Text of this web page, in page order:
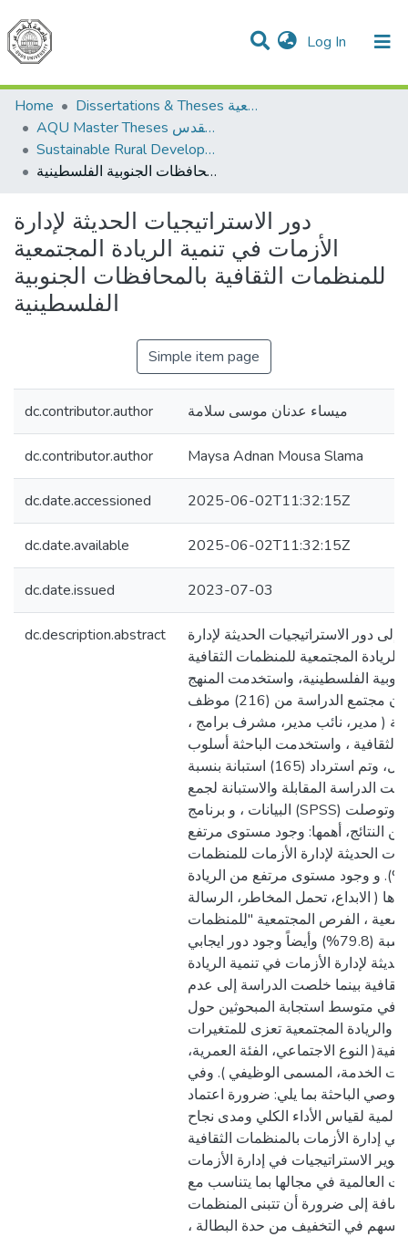
Log In (current)
Communities & Collections
All of DSpace
Home
Dissertations & Theses الرسائل الجامعية
AQU Master Theses الرسائل الجامعية الخاصة بجامعة القدس
Sustainable Rural Development التنمية الريفية المستدامة
دور الاستراتيجيات الحديثة لإدارة الأزمات في تنمية الريادة المجتمعية للمنظمات الثقافية بالمحافظات الجنوبية الفلسطينية
دور الاستراتيجيات الحديثة لإدارة
الأزمات في تنمية الريادة المجتمعية
للمنظمات الثقافية بالمحافظات الجنوبية
الفلسطينية
Simple item page
dc.contributor.author ميساء عدنان موسى سلامة
dc.contributor.author Maysa Adnan Mousa Slama
dc.date.accessioned 2025-06-02T11:32:15Z
dc.date.available 2025-06-02T11:32:15Z
dc.date.issued 2023-07-03
dc.description.abstract
دور الاستراتيجيات الحديثة لإدارة
المجتمعية للمنظمات الثقافية
الفلسطينية، واستخدمت المنهج
الوصفي التحليلي، وتكون مجتمع الدراسة من (216) موظف
( مدير، نائب مدير، مشرف برامج ،
، واستخدمت الباحثة أسلوب
الحصر الشامل، وتم استرداد (165) استبانة بنسبة
الدراسة المقابلة والاستبانة لجمع
البيانات ، و برنامج (SPSS) لتحليل البيانات. وقد وتوصلت
النتائج، أهمها: وجود مستوى مرتفع
الحديثة لإدارة الأزمات للمنظمات
الثقافية بنسبة (78.8%). و وجود مستوى مرتفع من الريادة
( الابداع، تحمل المخاطر، الرسالة
، الفرص المجتمعية "للمنظمات
الثقافية بنسبة (79.8%) وأيضاً وجود دور ايجابي
لإدارة الأزمات في تنمية الريادة
بينما خلصت الدراسة إلى عدم
في متوسط استجابة المبحوثين حول
والريادة المجتمعية تعزى للمتغيرات
النوع الاجتماعي، الفئة العمرية،
الخدمة، المسمى الوظيفي ). وفي
توصي الباحثة بما يلي: ضرورة اعتماد
لقياس الأداء الكلي ومدى نجاح
في إدارة الأزمات بالمنظمات الثقافية
الاستراتيجيات في إدارة الأزمات
العالمية في مجالها بما يتناسب مع
إلى ضرورة أن تتبنى المنظمات
تسهم في التخفيف من حدة البطالة ،